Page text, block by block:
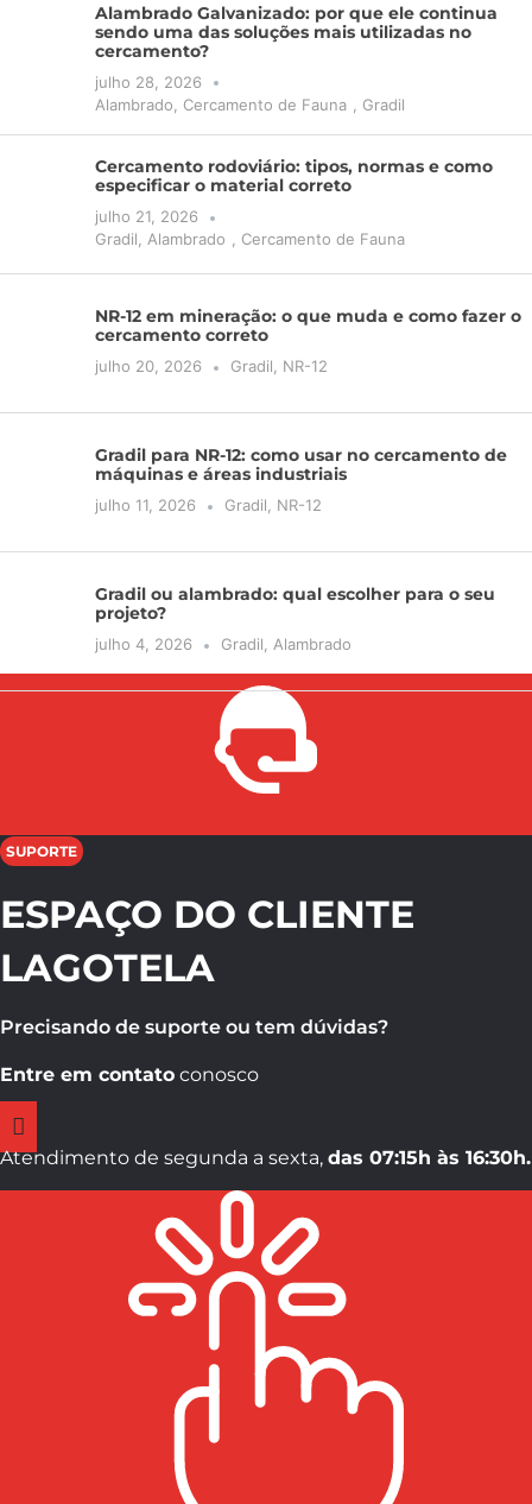
Alambrado Galvanizado: por que ele continua
sendo uma das soluções mais utilizadas no
cercamento?
julho 28, 2026
Alambrado
Cercamento de Fauna Gradil
Cercamento rodoviário: tipos, normas e como
especificar o material correto
julho 21, 2026
Gradil, Alambrado , Cercamento de Fauna
NR-12 em mineração: o que muda e como fazer o
cercamento correto
julho 20, 2026 Gradil, NR-12
Gradil para NR-12: como usar no cercamento de
máquinas e áreas industriais
julho 11, 2026 Gradil, NR-12
Gradil ou alambrado: qual escolher para o seu
projeto?
julho 4, 2026 Gradil, Alambrado
SUPORTE
ESPAÇO DO CLIENTE
LAGOTELA
Precisando de suporte ou tem dúvidas?
Entre em contato conosco
Atendimento de segunda a sexta, das 07:15h às 16:30h.